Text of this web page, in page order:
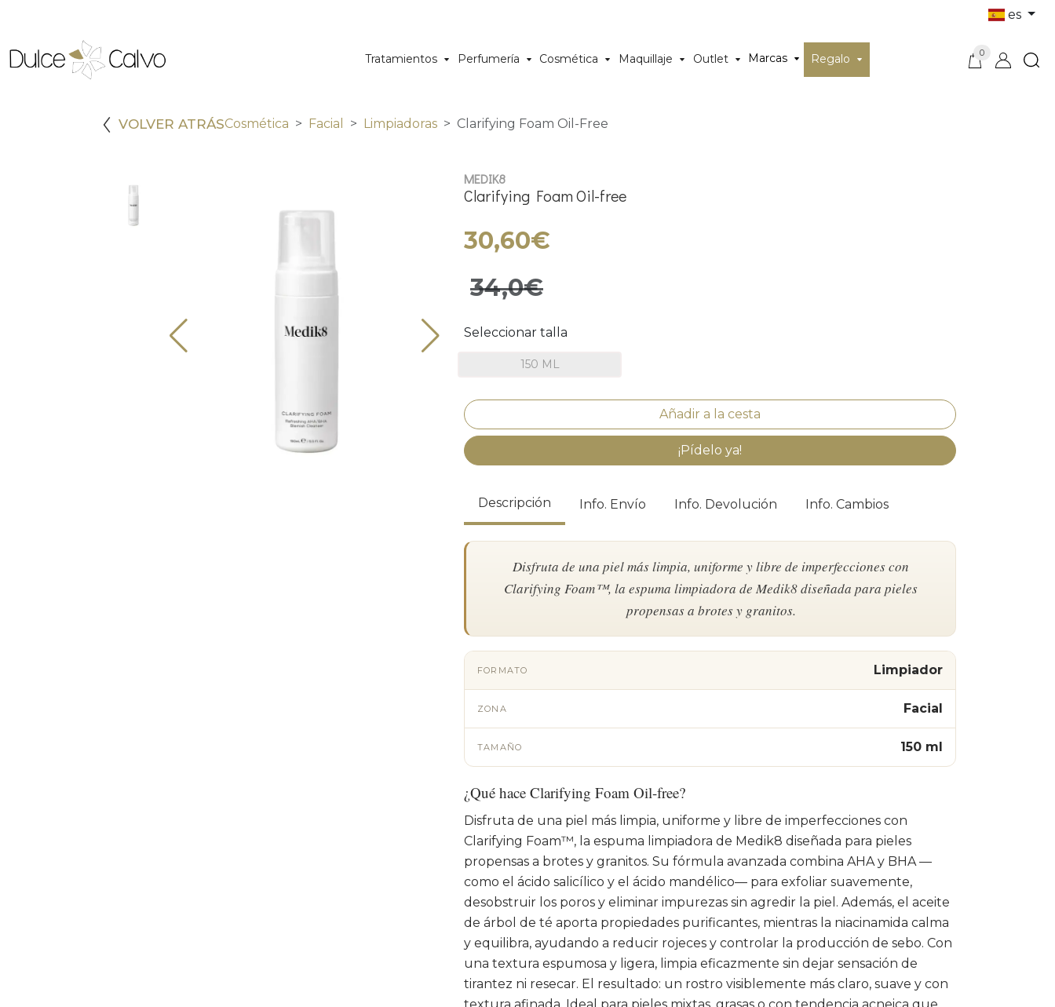
es
Tratamientos Perfumería Cosmética Maquillaje Outlet Marcas Regalo 0
VOLVER ATRÁSCosmética Facial Limpiadoras Clarifying Foam Oil-Free
MEDIK8
Clarifying Foam Oil-free
30,60€
34,0€
Seleccionar talla
150 ML
¡Pídelo ya!
Descripción Info. Envío Info. Devolución Info. Cambios
Disfruta de una piel más limpia, uniforme y libre de imperfecciones con
Clarifying Foam™, la espuma limpiadora de Medik8 diseñada para pieles
propensas a brotes y granitos.
FORMATO Limpiador
ZONA Facial
TAMAÑO 150 ml
¿Qué hace Clarifying Foam Oil-free?
Disfruta de una piel más limpia, uniforme y libre de imperfecciones con
Clarifying Foam™, la espuma limpiadora de Medik8 diseñada para pieles
propensas a brotes y granitos. Su fórmula avanzada combina AHA y BHA —
como el ácido salicílico y el ácido mandélico— para exfoliar suavemente,
desobstruir los poros y eliminar impurezas sin agredir la piel. Además, el aceite
de árbol de té aporta propiedades purificantes, mientras la niacinamida calma
y equilibra, ayudando a reducir rojeces y controlar la producción de sebo. Con
una textura espumosa y ligera, limpia eficazmente sin dejar sensación de
tirantez ni resecar. El resultado: un rostro visiblemente más claro, suave y con